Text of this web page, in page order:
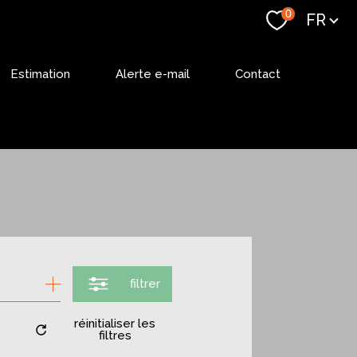
0 Langue
FR
Estimation Alerte e-mail Contact
filtrer
réinitialiser les
filtres